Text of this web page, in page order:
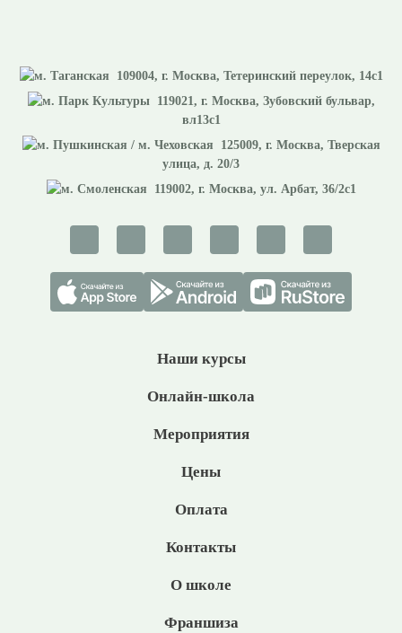
109004, г. Москва, Тетеринский переулок, 14с1
119021, г. Москва, Зубовский бульвар,
вл13с1
125009, г. Москва, Тверская
улица, д. 20/3
119002, г. Москва, ул. Арбат, 36/2с1
Наши курсы
Онлайн-школа
Мероприятия
Цены
Оплата
Контакты
О школе
Франшиза